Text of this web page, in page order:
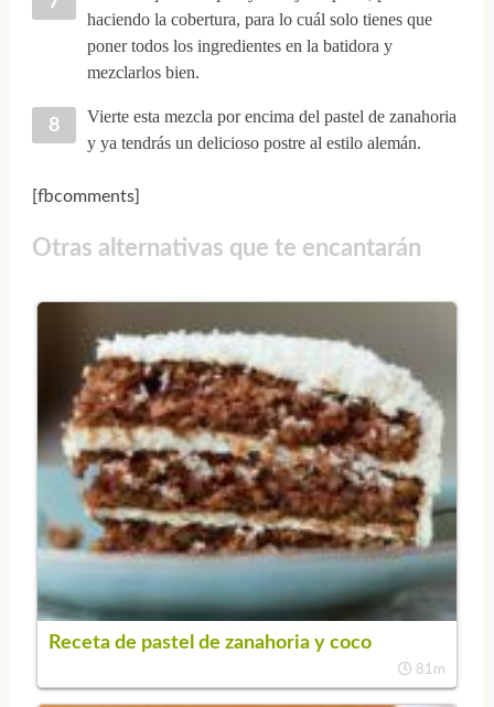
haciendo la cobertura, para lo cuál solo tienes que
poner todos los ingredientes en la batidora y
mezclarlos bien.
Vierte esta mezcla por encima del pastel de zanahoria
y ya tendrás un delicioso postre al estilo alemán.
[fbcomments]
Otras alternativas que te encantarán
Receta de pastel de zanahoria y coco
81m